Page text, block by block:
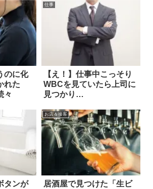
のに化
れた
々
仕事
【え！】仕事中こっそり
WBCを見ていたら上司に
見つかり…
タンが
お店＆接客
居酒屋で見つけた「生ビ